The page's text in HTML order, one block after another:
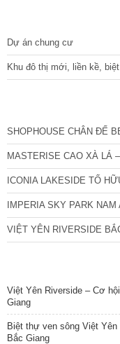
Dự án chung cư
Khu đô thị mới, liền kề,
SHOPHOUSE CHÂN ĐẾ
MASTERISE CAO XÀ LÁ
ICONIA LAKESIDE TỐ
IMPERIA SKY PARK NAM
VIỆT YÊN RIVERSIDE
Việt Yên Riverside – Cơ
Giang
Biệt thự ven sông Việt
Bắc Giang